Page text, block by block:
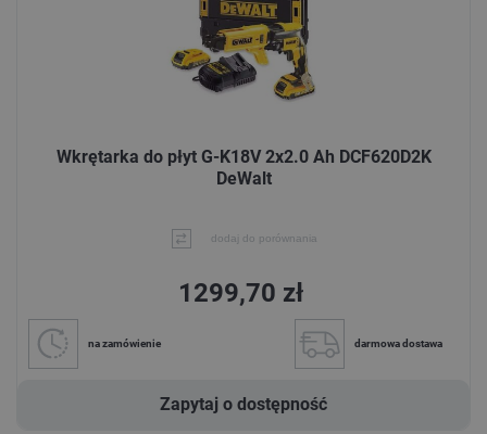
Wkrętarka do płyt G-K18V 2x2.0 Ah DCF620D2K
DeWalt
dodaj do porównania
1299,70 zł
na zamówienie darmowa dostawa
Zapytaj o dostępność